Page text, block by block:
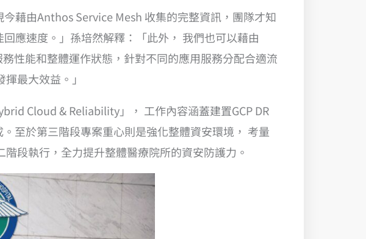
藉由Anthos Service Mesh 收集的完整資訊，團隊才知
應速度。」孫培然解釋：「此外， 我們也可以藉由
能和整體運作狀態，針對不同的應用服務分配合適流
最大效益。」
Cloud & Reliability」， 工作內容涵蓋建置GCP DR
至於第三階段專案重心則是強化整體資安環境， 考量
段執行，全力提升整體醫療院所的資安防護力。